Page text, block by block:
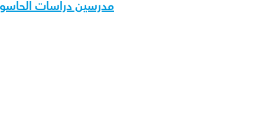
مدرسين دراسات